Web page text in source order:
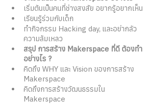
เริ่มต้นเป็นคนที่ช่างสงสัย อยากรู้อยากเห็น
เรียนรู้ร่วมกับเด็ก
ทำกิจกรรม Hacking day, และอย่ากลัว
ความล้มเหลว
สรุป การสร้าง Makerspace ที่ดี ต้องทำ
อย่างไร ?
คิดถึง WHY และ Vision ของการสร้าง
Makerspace
คิดถึงการสร้างวัฒนธรรมใน
Makerspace